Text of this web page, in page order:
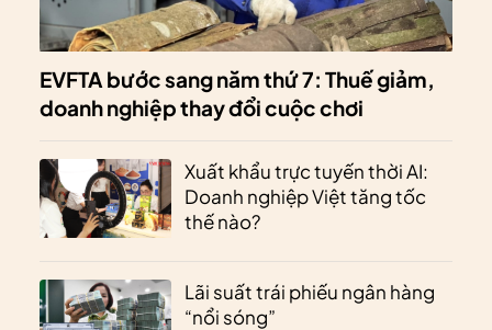
EVFTA bước sang năm thứ 7: Thuế giảm,
doanh nghiệp thay đổi cuộc chơi
Xuất khẩu trực tuyến thời AI:
Doanh nghiệp Việt tăng tốc
thế nào?
Lãi suất trái phiếu ngân hàng
“nổi sóng”